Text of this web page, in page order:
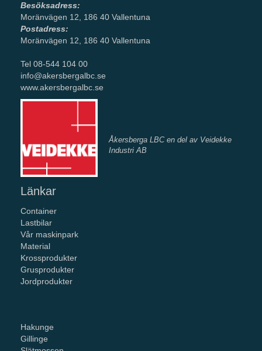
Besöksadress:
Moränvägen 12, 186 40 Vallentuna
Postadress:
Moränvägen 12, 186 40 Vallentuna
Tel 08-544 104 00
info@akersbergalbc.se
www.akersbergalbc.se
Åkersberga LBC en del av Veidekke
Industri AB
Länkar
Container
Lastbilar
Vår maskinpark
Material
Krossprodukter
Grusprodukter
Jordprodukter
Hakunge
Gillinge